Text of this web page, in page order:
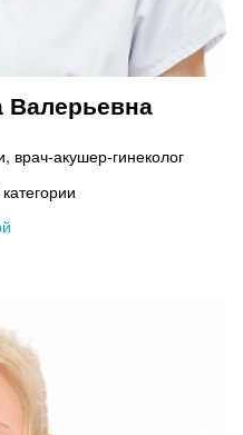
Валерьевна
врач-акушер-гинеколог